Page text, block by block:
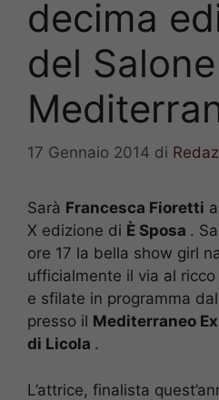
decima
del Salone
17 Gennaio 2014 di
Sarà Francesca Fioretti
X edizione di È Sposa .
ore 17 la bella show girl
ufficialmente il via al
e sfilate in programma
presso il Mediterraneo
di Licola .
L’attrice, finalista